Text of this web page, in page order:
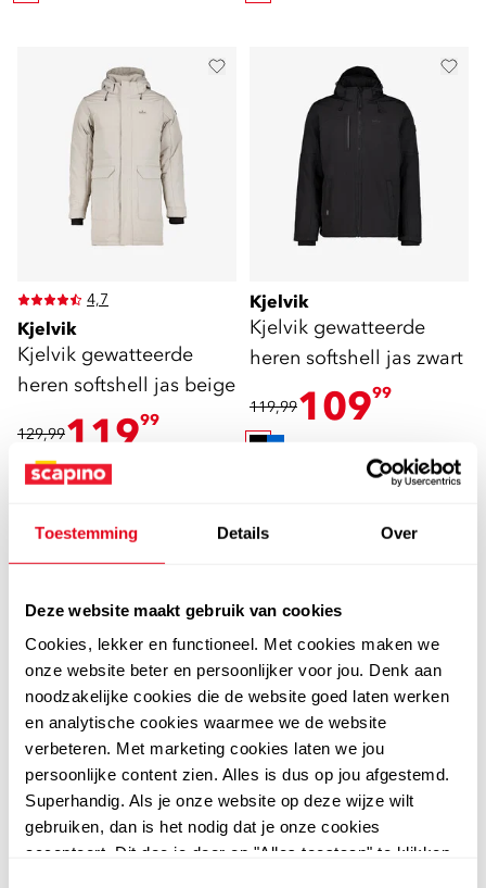
Toestemming Details Over
Deze website maakt gebruik van cookies
Cookies, lekker en functioneel. Met cookies maken we
onze website beter en persoonlijker voor jou. Denk aan
noodzakelijke cookies die de website goed laten werken
en analytische cookies waarmee we de website
verbeteren. Met marketing cookies laten we jou
persoonlijke content zien. Alles is dus op jou afgestemd.
Superhandig. Als je onze website op deze wijze wilt
gebruiken, dan is het nodig dat je onze cookies
accepteert. Dit doe je door op "Alles toestaan" te klikken.
4,7
Kjelvik
Kjelvik gewatteerde
heren softshell jas beige
129,9911999
Kjelvik
Kjelvik gewatteerde
heren softshell jas zwart
119,9910999
4,7
Kjelvik
Kjelvik gewatteerde
5,0
Kjelvik
Kjelvik padded heren